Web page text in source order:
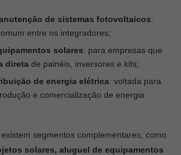
de sistemas fotovoltaicos:
entre os integradores;
solares: para empresas que
direta de painéis, inversores e kits;
de energia elétrica: voltada para
e comercialização de energia
segmentos complementares, como
solares, aluguel de equipamentos